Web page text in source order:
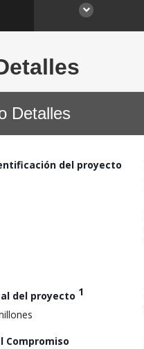
Detalles
del proyecto
del proyecto 1
Compromiso